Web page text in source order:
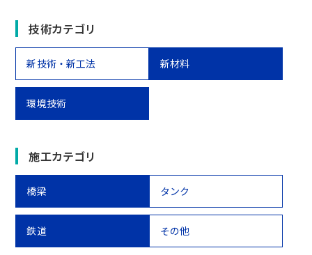
技術カテゴリ
新技術・新工法 新材料
環境技術
施工カテゴリ
橋梁 タンク
鉄道 その他